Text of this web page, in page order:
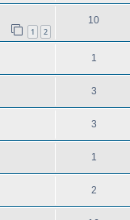
1 2
10
1
3
3
1
2